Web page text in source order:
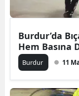
Burdur’da
Hem Basına
Burdur 11